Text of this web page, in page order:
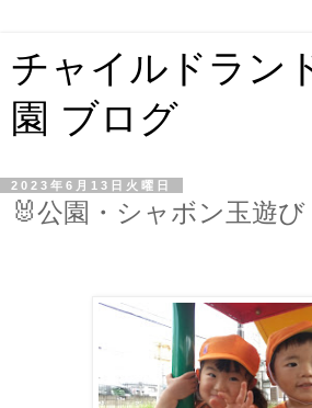
チャイルドラン
園 ブログ
2023年6月13日火曜日
🐰公園・シャボン玉遊び